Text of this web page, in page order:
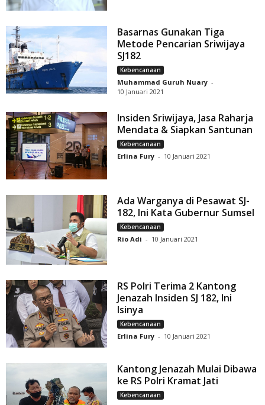
Basarnas Gunakan Tiga
Metode Pencarian Sriwijaya
SJ182
Kebencanaan
Muhammad Guruh Nuary -
10 Januari 2021
Insiden Sriwijaya, Jasa Raharja
Mendata & Siapkan Santunan
Kebencanaan
Erlina Fury - 10 Januari 2021
Ada Warganya di Pesawat SJ-
182, Ini Kata Gubernur Sumsel
Kebencanaan
Rio Adi - 10 Januari 2021
RS Polri Terima 2 Kantong
Jenazah Insiden SJ 182, Ini
Isinya
Kebencanaan
Erlina Fury - 10 Januari 2021
Kantong Jenazah Mulai Dibawa
ke RS Polri Kramat Jati
Kebencanaan